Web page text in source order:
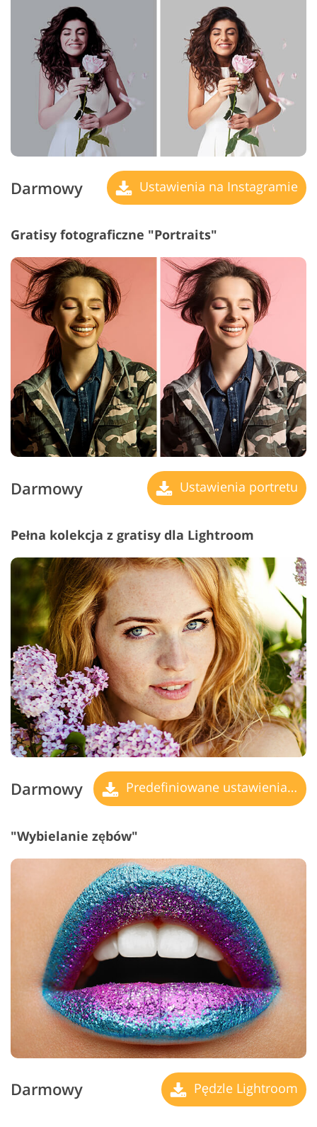
Darmowy Ustawienia na Instagramie
Gratisy fotograficzne "Portraits"
Darmowy Ustawienia portretu
Pełna kolekcja z gratisy dla Lightroom
Darmowy Predefiniowane ustawienia Lightroom
"Wybielanie zębów"
Darmowy Pędzle Lightroom